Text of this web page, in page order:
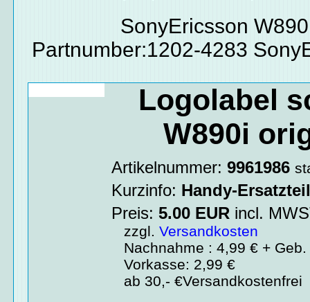
SonyEricsson
Partnumber:1202-4283
Logolabel
W890i
Artikelnummer:9961986
Kurzinfo: Handy-
Preis:5.00 EUR incl.
zzgl.Versandkosten
Nachnahme : 4,99 € + Geb.
Vorkasse: 2,99 €
ab 30,- €Versandkostenfrei